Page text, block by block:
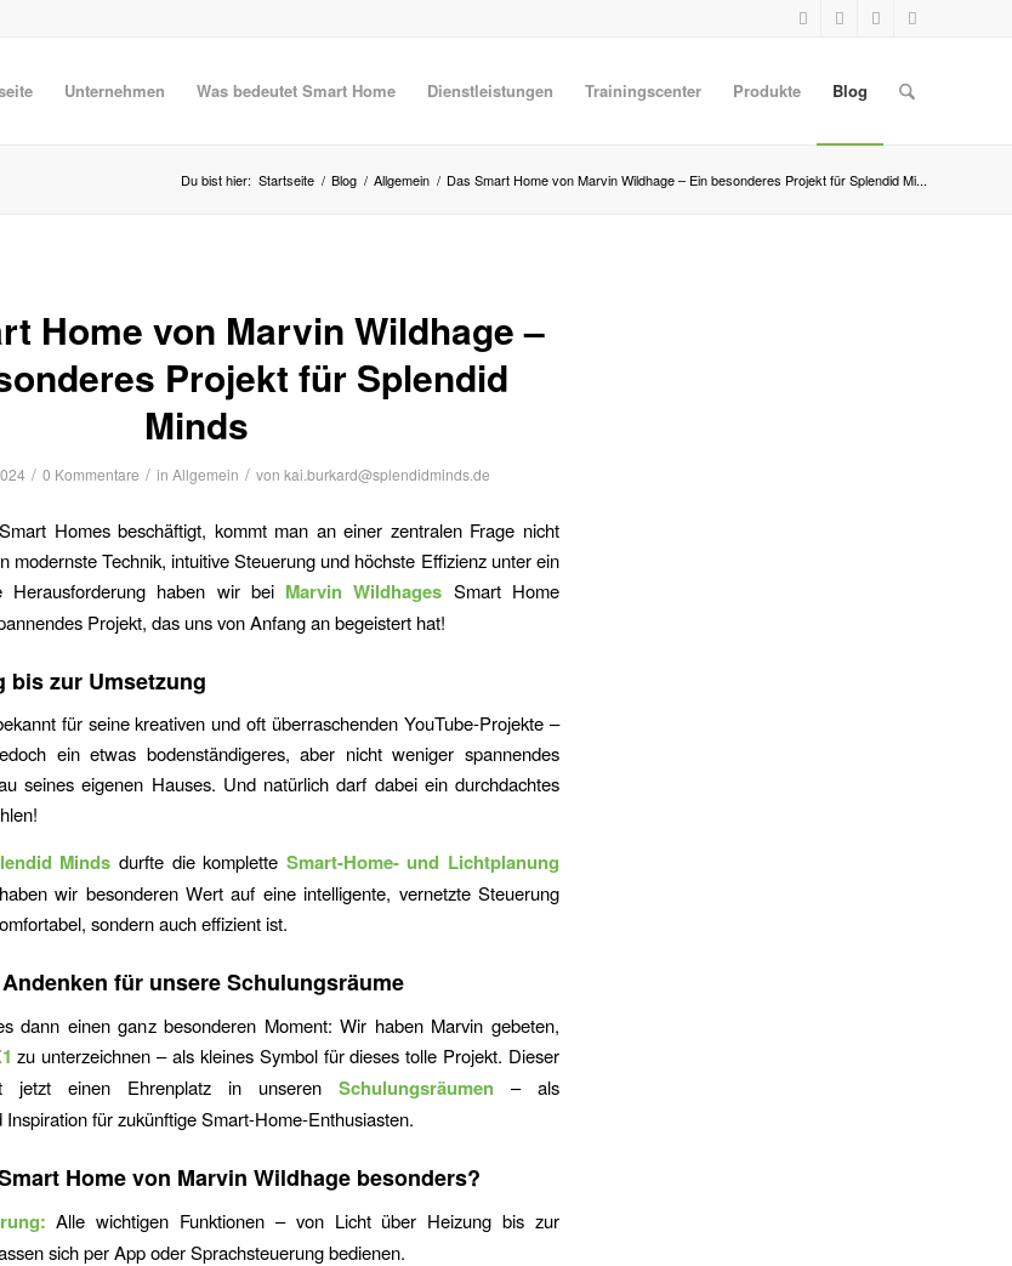
Unternehmen Was bedeutet Smart Home Dienstleistungen Trainingscenter Produkte Blog
Du bist hier: Startseite / Blog / Allgemein / Das Smart Home von Marvin Wildhage – Ein besonderes Projekt für Splendid Mi...
Home von Marvin Wildhage –
Projekt für Splendid
Minds
/ 0 Kommentare / in Allgemein / von kai.burkard@splendidminds.de
Homes beschäftigt, kommt man an einer zentralen Frage nicht
modernste Technik, intuitive Steuerung und höchste Effizienz unter ein
Herausforderung haben wir bei Marvin Wildhages Smart Home
Projekt, das uns von Anfang an begeistert hat!
bis zur Umsetzung
für seine kreativen und oft überraschenden YouTube-Projekte –
ein etwas bodenständigeres, aber nicht weniger spannendes
seines eigenen Hauses. Und natürlich darf dabei ein durchdachtes
Minds durfte die komplette Smart-Home- und Lichtplanung
wir besonderen Wert auf eine intelligente, vernetzte Steuerung
sondern auch effizient ist.
für unsere Schulungsräume
dann einen ganz besonderen Moment: Wir haben Marvin gebeten,
zu unterzeichnen – als kleines Symbol für dieses tolle Projekt. Dieser
jetzt einen Ehrenplatz in unseren Schulungsräumen – als
für zukünftige Smart-Home-Enthusiasten.
Home von Marvin Wildhage besonders?
Alle wichtigen Funktionen – von Licht über Heizung bis zur
sich per App oder Sprachsteuerung bedienen.